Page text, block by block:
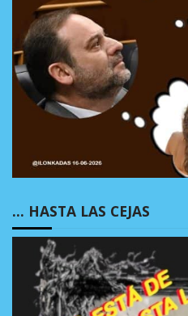
… HASTA LAS CEJAS